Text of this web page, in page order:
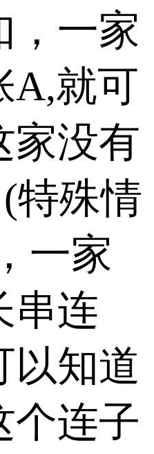
，一家
A,就可
家没有
特殊情
一家
串连
以知道
个连子